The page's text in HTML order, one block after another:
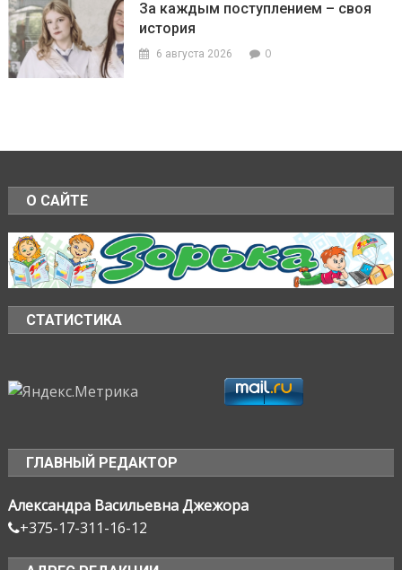
За каждым поступлением – своя
история
6 августа 2026 0
О САЙТЕ
СТАТИСТИКА
ГЛАВНЫЙ РЕДАКТОР
Александра Васильевна Джежора
+375-17-311-16-12